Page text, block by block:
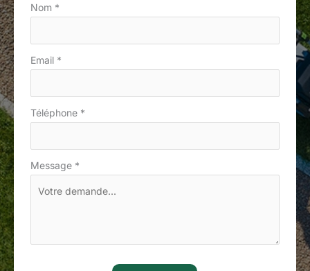
téléphone
Nom *
Email *
Téléphone *
Message *